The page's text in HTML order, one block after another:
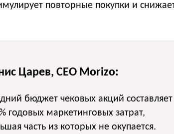
повторные покупки и
Царев, CEO Morizo:
бюджет чековых акций составляет
годовых маркетинговых затрат,
часть из которых не окупается.